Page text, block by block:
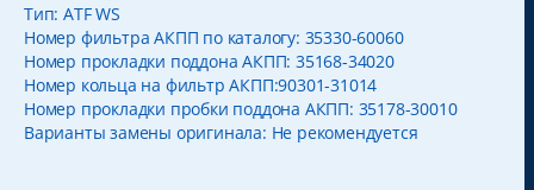
Тип: ATF WS
Номер фильтра АКПП по каталогу: 35330-60060
Номер прокладки поддона АКПП: 35168-34020
Номер кольца на фильтр АКПП:90301-31014
Номер прокладки пробки поддона АКПП: 35178-30010
Варианты замены оригинала: Не рекомендуется